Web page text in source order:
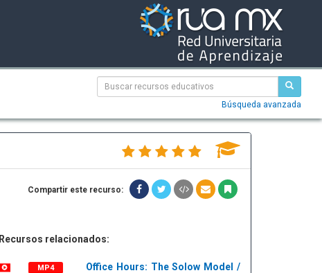
Búsqueda avanzada
Compartir este recurso:
Recursos relacionados:
MP4
Office Hours: The Solow Model /